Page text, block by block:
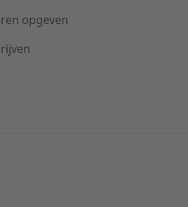
opgeven